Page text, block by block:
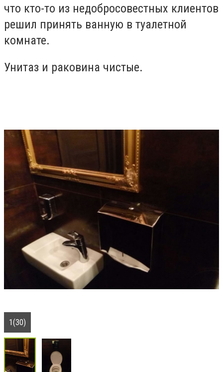
что кто-то из недобросовестных клиентов
решил принять ванную в туалетной
комнате.
Унитаз и раковина чистые.
1(30)